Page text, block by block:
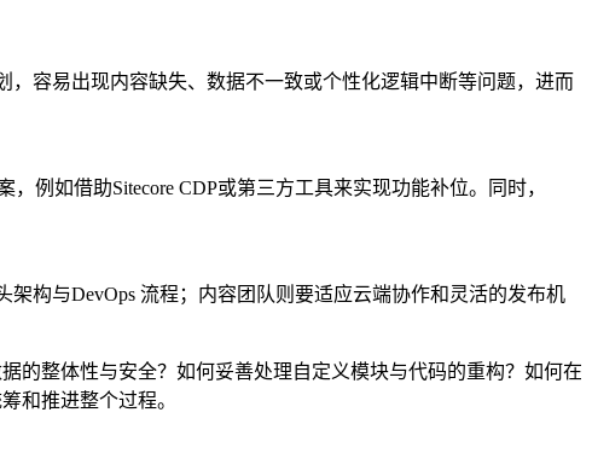
容易出现内容缺失、数据不一致或个性化逻辑中断等问题，进而
例如借助Sitecore CDP或第三方工具来实现功能补位。同时，
构与DevOps 流程；内容团队则要适应云端协作和灵活的发布机
的整体性与安全？如何妥善处理自定义模块与代码的重构？如何在
和推进整个过程。